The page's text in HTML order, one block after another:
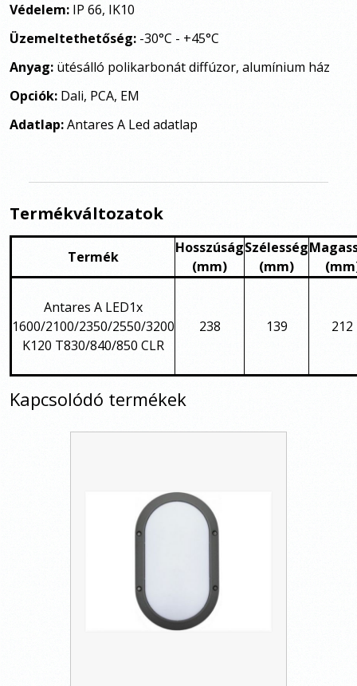
Védelem: IP 66, IK10
Üzemeltethetőség: -30°C - +45°C
Anyag: ütésálló polikarbonát diffúzor, alumínium ház
Opciók: Dali, PCA, EM
Adatlap:Antares A Led adatlap
Termékváltozatok
Termék
Hosszúság
(mm)
Szélesség
(mm)
Antares A LED1x
1600/2100/2350/2550/3200
K120 T830/840/850 CLR
238 139 212
Kapcsolódó termékek